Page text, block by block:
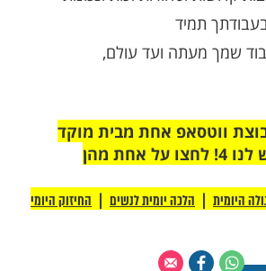
עליו השלום, בשנה
ופריעה,
הקדושה.
ורוח נכון חדש בקרבי,
זכות ונכונות
תמיד